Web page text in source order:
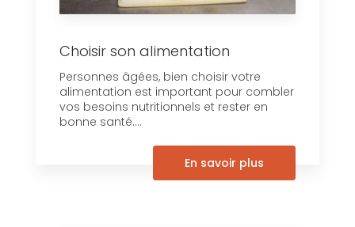
Choisir son alimentation
Personnes âgées, bien choisir votre
alimentation est important pour combler
vos besoins nutritionnels et rester en
bonne santé....
En savoir plus